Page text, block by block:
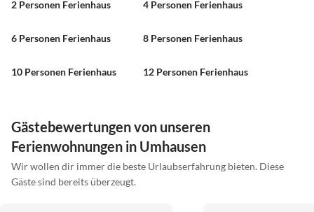
2 Personen Ferienhaus 4 Personen Ferienhaus
6 Personen Ferienhaus 8 Personen Ferienhaus
10 Personen Ferienhaus 12 Personen Ferienhaus
Gästebewertungen von unseren
Ferienwohnungen in Umhausen
Wir wollen dir immer die beste Urlaubserfahrung bieten. Diese
Gäste sind bereits überzeugt.